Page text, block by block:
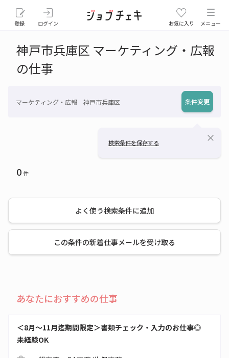
登録 ログイン お気に入り メニュー
神戸市兵庫区 マーケティング・広報
の仕事
マーケティング・広報 神戸市兵庫区 条件変更
検索条件を保存する close
0件
よく使う検索条件に追加
この条件の新着仕事メールを受け取る
あなたにおすすめの仕事
＜8月～11月迄期間限定＞書類チェック・入力のお仕事◎
未経験OK